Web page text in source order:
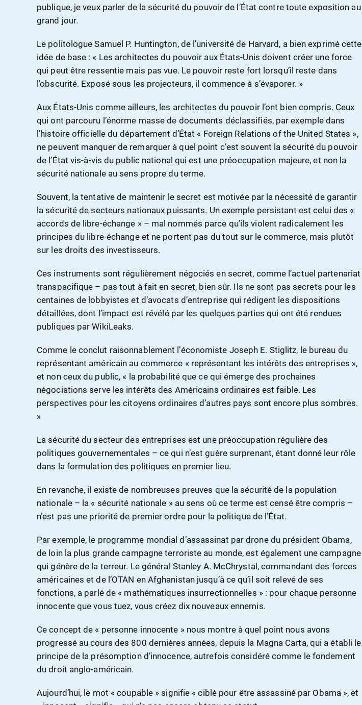
publique, je veux parler de la sécurité du pouvoir de l’État contre toute exposition au
grand jour.
Le politologue Samuel P. Huntington, de l’université de Harvard, a bien exprimé cette
idée de base : « Les architectes du pouvoir aux États-Unis doivent créer une force
qui peut être ressentie mais pas vue. Le pouvoir reste fort lorsqu’il reste dans
l’obscurité. Exposé sous les projecteurs, il commence à s’évaporer. »
Aux États-Unis comme ailleurs, les architectes du pouvoir l’ont bien compris. Ceux
qui ont parcouru l’énorme masse de documents déclassifiés, par exemple dans
l’histoire officielle du département d’État « Foreign Relations of the United States »,
ne peuvent manquer de remarquer à quel point c’est souvent la sécurité du pouvoir
de l’État vis-à-vis du public national qui est une préoccupation majeure, et non la
sécurité nationale au sens propre du terme.
Souvent, la tentative de maintenir le secret est motivée par la nécessité de garantir
la sécurité de secteurs nationaux puissants. Un exemple persistant est celui des «
accords de libre-échange » – mal nommés parce qu’ils violent radicalement les
principes du libre-échange et ne portent pas du tout sur le commerce, mais plutôt
sur les droits des investisseurs.
Ces instruments sont régulièrement négociés en secret, comme l’actuel partenariat
transpacifique – pas tout à fait en secret, bien sûr. Ils ne sont pas secrets pour les
centaines de lobbyistes et d’avocats d’entreprise qui rédigent les dispositions
détaillées, dont l’impact est révélé par les quelques parties qui ont été rendues
publiques par WikiLeaks.
Comme le conclut raisonnablement l’économiste Joseph E. Stiglitz, le bureau du
représentant américain au commerce « représentant les intérêts des entreprises »,
et non ceux du public, « la probabilité que ce qui émerge des prochaines
négociations serve les intérêts des Américains ordinaires est faible. Les
perspectives pour les citoyens ordinaires d’autres pays sont encore plus sombres.
»
La sécurité du secteur des entreprises est une préoccupation régulière des
politiques gouvernementales – ce qui n’est guère surprenant, étant donné leur rôle
dans la formulation des politiques en premier lieu.
En revanche, il existe de nombreuses preuves que la sécurité de la population
nationale – la « sécurité nationale » au sens où ce terme est censé être compris –
n’est pas une priorité de premier ordre pour la politique de l’État.
Par exemple, le programme mondial d’assassinat par drone du président Obama,
de loin la plus grande campagne terroriste au monde, est également une campagne
qui génère de la terreur. Le général Stanley A. McChrystal, commandant des forces
américaines et de l’OTAN en Afghanistan jusqu’à ce qu’il soit relevé de ses
fonctions, a parlé de « mathématiques insurrectionnelles » : pour chaque personne
innocente que vous tuez, vous créez dix nouveaux ennemis.
Ce concept de « personne innocente » nous montre à quel point nous avons
progressé au cours des 800 dernières années, depuis la Magna Carta, qui a établi le
principe de la présomption d’innocence, autrefois considéré comme le fondement
du droit anglo-américain.
Aujourd’hui, le mot « coupable » signifie « ciblé pour être assassiné par Obama », et